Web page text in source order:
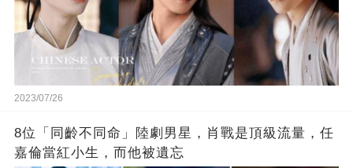
2023/07/26
8位「同齡不同命」陸劇男星，肖戰是頂級流量，任
嘉倫當紅小生，而他被遺忘